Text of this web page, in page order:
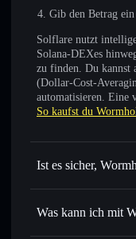
Gib den Betrag
Solflare nutzt
Solana-DEXes
zu finden. Du kannst
(Dollar-Cost-
automatisieren. Eine
So kaufst du
Ist es sicher,
Wormhole
Was kann ich mit
Wormhole